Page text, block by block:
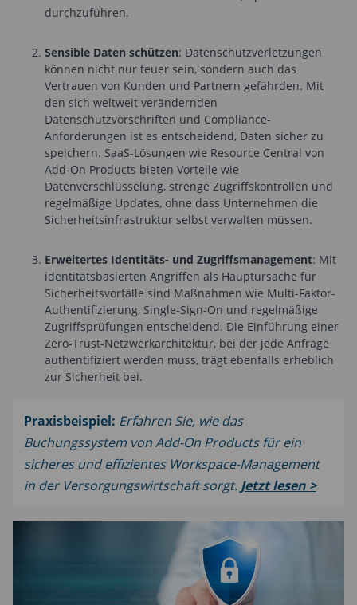
durchzuführen.
Sensible Daten schützen: Datenschutzverletzungen
können nicht nur teuer sein, sondern auch das
Vertrauen von Kunden und Partnern gefährden. Mit
den sich weltweit verändernden
Datenschutzvorschriften und Compliance-
Anforderungen ist es entscheidend, Daten sicher zu
speichern. SaaS-Lösungen wie Resource Central von
Add-On Products bieten Vorteile wie
Datenverschlüsselung, strenge Zugriffskontrollen und
regelmäßige Updates, ohne dass Unternehmen die
Sicherheitsinfrastruktur selbst verwalten müssen.
Erweitertes Identitäts- und Zugriffsmanagement: Mit
identitätsbasierten Angriffen als Hauptursache für
Sicherheitsvorfälle sind Maßnahmen wie Multi-Faktor-
Authentifizierung, Single-Sign-On und regelmäßige
Zugriffsprüfungen entscheidend. Die Einführung einer
Zero-Trust-Netzwerkarchitektur, bei der jede Anfrage
authentifiziert werden muss, trägt ebenfalls erheblich
zur Sicherheit bei.
Praxisbeispiel: Erfahren Sie, wie das
Buchungssystem von Add-On Products für ein
sicheres und effizientes Workspace-Management
in der Versorgungswirtschaft sorgt. Jetzt lesen >